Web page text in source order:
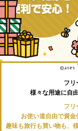
フリ
様々な用途に自
フリ
お使い道自由で資金
趣味も旅行も買い物も、